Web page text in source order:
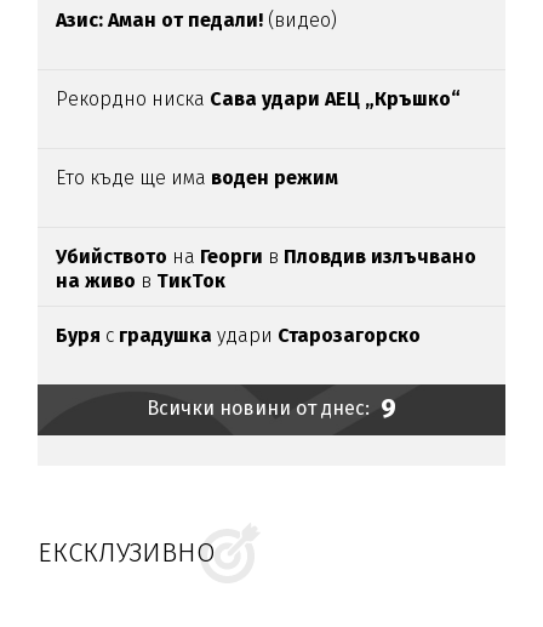
Азис: Аман от педали! (видео)
Рекордно ниска Сава удари АЕЦ „Кръшко“
Ето къде ще има воден режим
Убийството на Георги в Пловдив излъчвано
на живо в ТикТок
Буря с градушкаудари Старозагорско
Всички новини от днес: 9
ЕКСКЛУЗИВНО